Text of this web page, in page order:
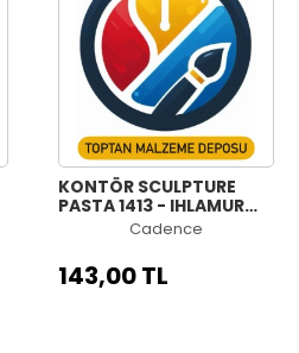
KONTÖR SCULPTURE
PASTA 1413 - IHLAMUR
YEŞİLİ 150 MLCadence
143,00 TL